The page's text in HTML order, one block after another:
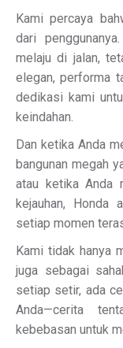
Kami percaya
dari
melaju di jalan,
elegan, performa
dedikasi kami
keindahan.
Dan ketika Anda
bangunan megah
atau ketika Anda
kejauhan, Honda
setiap momen
Kami tidak hanya
juga sebagai
setiap setir, ada
Anda—cerita
kebebasan untuk